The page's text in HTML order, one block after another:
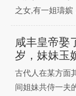
之女,有一姐璹
玉贵人。咸丰十
封为玉嫔。同治
世。同治四年九
(1840年-1874年)
咸丰皇帝娶
岁，妹妹玉
古代人在某方面
间姐妹共侍一夫